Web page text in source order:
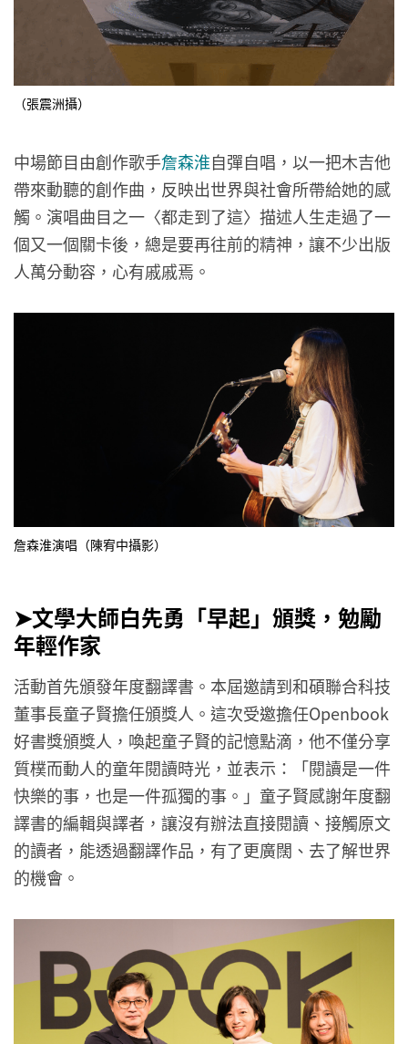
（張震洲攝）
中場節目由創作歌手詹森淮自彈自唱，以一把木吉他
帶來動聽的創作曲，反映出世界與社會所帶給她的感
觸。演唱曲目之一〈都走到了這〉描述人生走過了一
個又一個關卡後，總是要再往前的精神，讓不少出版
人萬分動容，心有戚戚焉。
詹森淮演唱（陳宥中攝影）
➤文學大師白先勇「早起」頒獎，勉勵
年輕作家
活動首先頒發年度翻譯書。本屆邀請到和碩聯合科技
董事長童子賢擔任頒獎人。這次受邀擔任Openbook
好書獎頒獎人，喚起童子賢的記憶點滴，他不僅分享
質樸而動人的童年閱讀時光，並表示：「閱讀是一件
快樂的事，也是一件孤獨的事。」童子賢感謝年度翻
譯書的編輯與譯者，讓沒有辦法直接閱讀、接觸原文
的讀者，能透過翻譯作品，有了更廣闊、去了解世界
的機會。